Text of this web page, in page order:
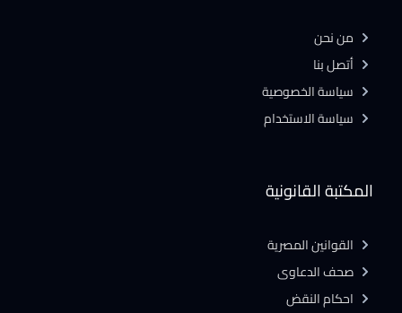
المكتبة القانونية
القوانين المصرية
صحف الدعاوى
احكام النقض
من نحن
أتصل بنا
سياسة الخصوصية
سياسة الاستخدام